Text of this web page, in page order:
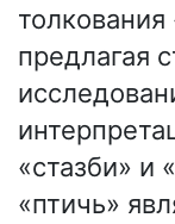
предлагая
«стазби» и
«птичь»